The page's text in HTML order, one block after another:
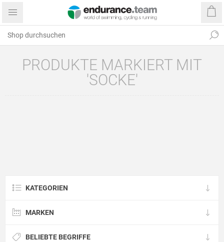
PRODUKTE MARKIERT MIT
'SOCKE'
KATEGORIEN
MARKEN
BELIEBTE BEGRIFFE